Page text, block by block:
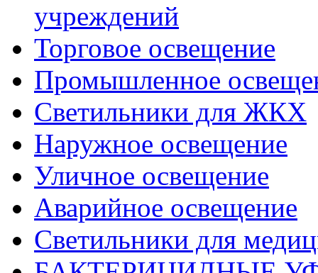
учреждений
Торговое освещение
Промышленное
Светильники для ЖКХ
Наружное освещение
Уличное освещение
Аварийное освещение
Светильники для